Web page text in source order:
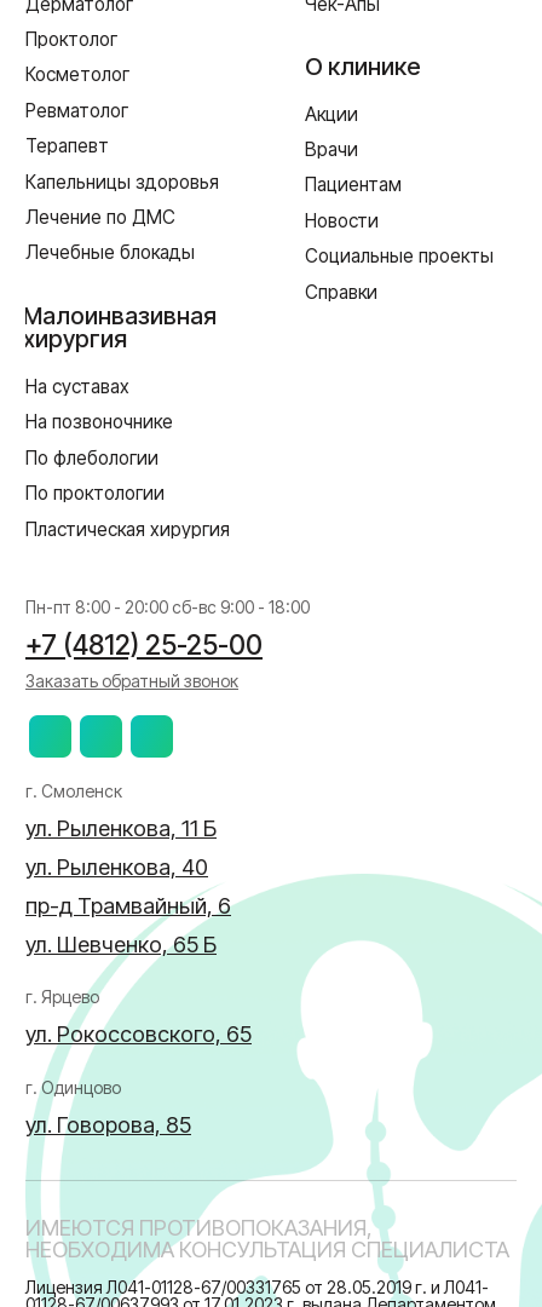
ИМЕЮТСЯ ПРОТИВОПОКАЗАНИЯ,
Лицензия Л041-01128-67/00331765 от 28.05.2019 г. и Л041-
01128-67/00637993 от 17.01.2023 г. выдана Департаментом
Смоленской области по здравоохранению
Создание сайта
Реквизиты
Политика в отношении обработки персональных данных